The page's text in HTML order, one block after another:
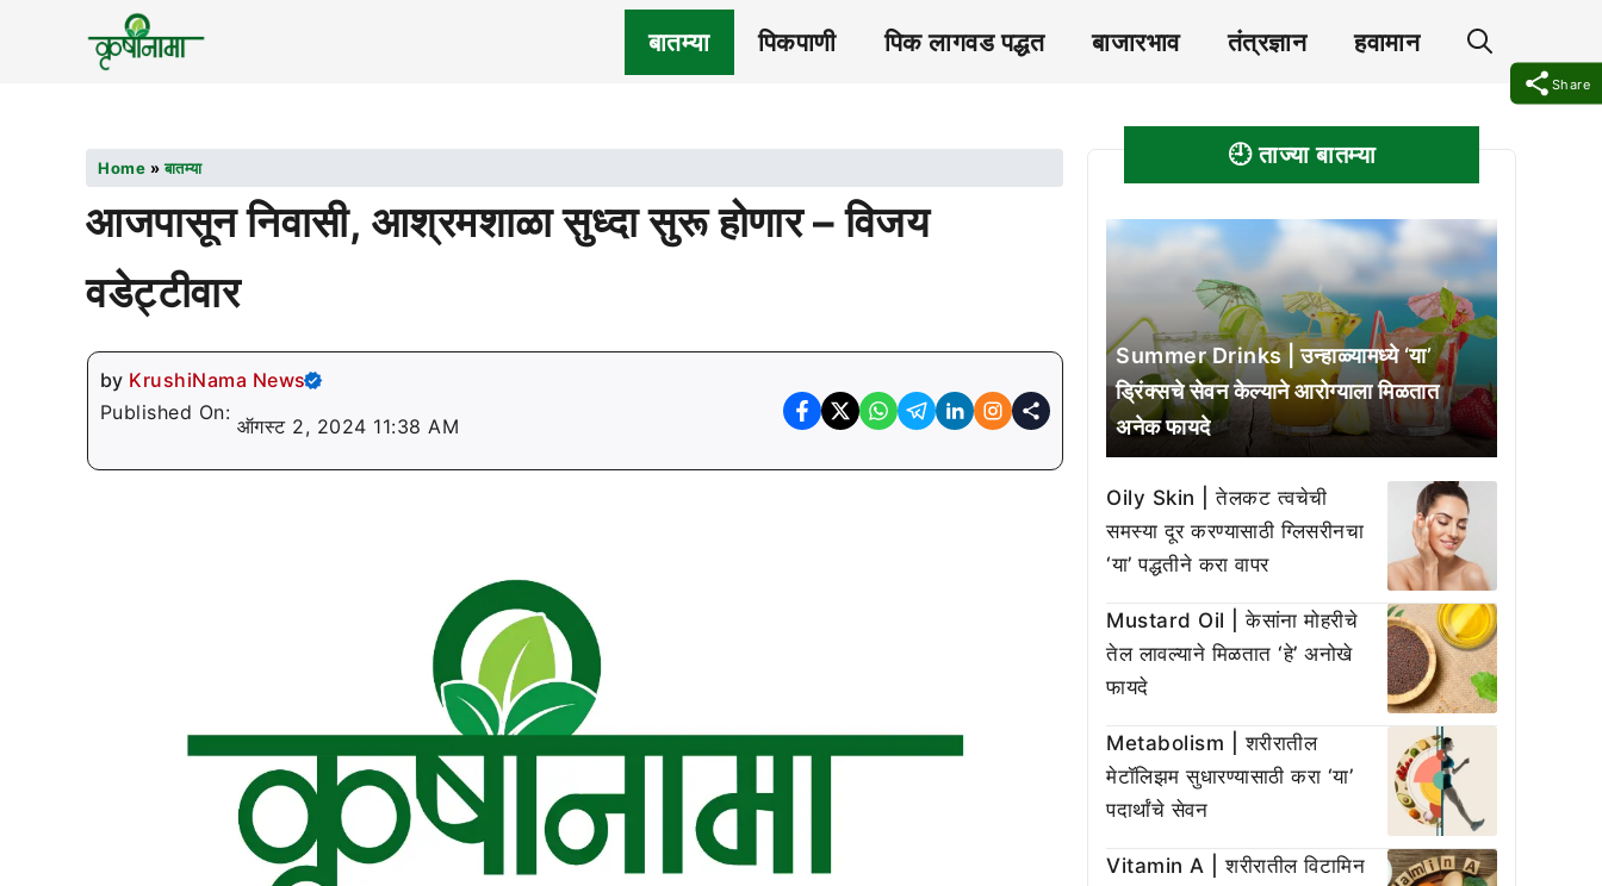
बातम्या पिकपाणी पिक लागवड पद्धत बाजारभाव तंत्रज्ञान हवामान
Share
Home »बातम्या
आजपासून निवासी, आश्रमशाळा सुध्दा सुरू होणार – विजय
वडेट्टीवार
by KrushiNama News
Published On:
ऑगस्ट 2, 2024 11:38 AM
🕘 ताज्या बातम्या
Summer Drinks | उन्हाळ्यामध्ये ‘या’
ड्रिंक्सचे सेवन केल्याने आरोग्याला मिळतात
अनेक फायदे
Oily Skin | तेलकट त्वचेची
समस्या दूर करण्यासाठी ग्लिसरीनचा
‘या’ पद्धतीने करा वापर
Mustard Oil | केसांना मोहरीचे
तेल लावल्याने मिळतात ‘हे’ अनोखे
फायदे
Metabolism | शरीरातील
मेटॉलिझम सुधारण्यासाठी करा ‘या’
पदार्थांचे सेवन
Vitamin A | शरीरातील विटामिन